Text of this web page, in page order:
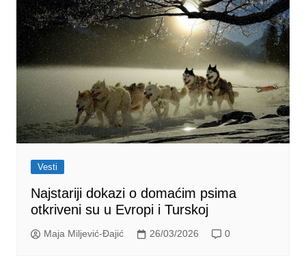
Vesti
Najstariji dokazi o domaćim psima
otkriveni su u Evropi i Turskoj
Maja Miljević-Đajić 26/03/2026 0